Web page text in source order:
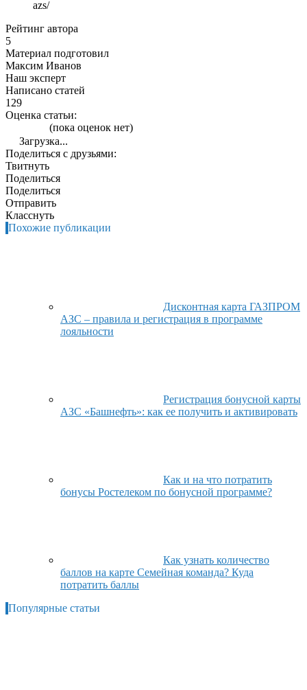
azs/
Рейтинг автора
5
Материал подготовил
Максим Иванов
Наш эксперт
Написано статей
129
Оценка статьи:
(пока оценок нет)
Загрузка...
Поделиться с друзьями:
Твитнуть
Поделиться
Поделиться
Отправить
Класснуть
Похожие публикации
Дисконтная карта ГАЗПРОМ
АЗС – правила и регистрация в программе
лояльности
Регистрация бонусной карты
АЗС «Башнефть»: как ее получить и активировать
Как и на что потратить
бонусы Ростелеком по бонусной программе?
Как узнать количество
баллов на карте Семейная команда? Куда
потратить баллы
Популярные статьи